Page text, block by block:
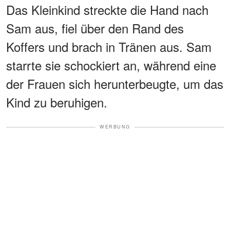
Das Kleinkind streckte die Hand nach
Sam aus, fiel über den Rand des
Koffers und brach in Tränen aus. Sam
starrte sie schockiert an, während eine
der Frauen sich herunterbeugte, um das
Kind zu beruhigen.
WERBUNG